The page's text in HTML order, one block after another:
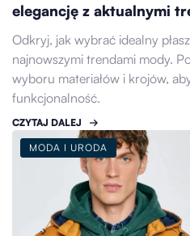
elegancję z aktualnymi
Odkryj, jak wybrać idealny
najnowszymi trendami mody.
wyboru materiałów i krojów,
funkcjonalność.
CZYTAJ DALEJ
MODA I URODA